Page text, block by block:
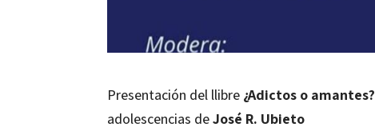
Presentación del llibre ¿Adictos o amantes?
adolescencias deJosé R. Ubieto